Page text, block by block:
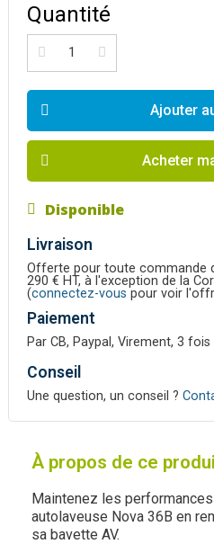
Quantité
Ajouter
Acheter
Disponible
Livraison
Offerte pour toute commande
290 € HT, à l'exception de la
(connectez-vous pour voir
Paiement
Par CB, Paypal, Virement, 3
Conseil
Une question, un conseil ?
À propos de ce
Maintenez les
autolaveuse Nova 36B en
sa bavette AV.